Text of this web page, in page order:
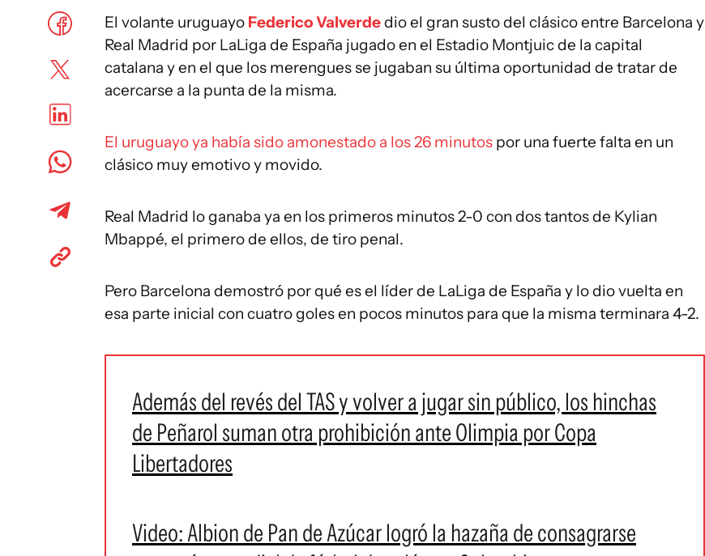
El volante uruguayo Federico Valverdedio el gran susto del clásico entre Barcelona y
Real Madrid por LaLiga de España jugado en el Estadio Montjuic de la capital
catalana y en el que los merengues se jugaban su última oportunidad de tratar de
acercarse a la punta de la misma.
El uruguayo ya había sido amonestado a los 26 minutos por una fuerte falta en un
clásico muy emotivo y movido.
Real Madrid lo ganaba ya en los primeros minutos 2-0 con dos tantos de Kylian
Mbappé, el primero de ellos, de tiro penal.
Pero Barcelona demostró por qué es el líder de LaLiga de España y lo dio vuelta en
esa parte inicial con cuatro goles en pocos minutos para que la misma terminara 4-2.
Además del revés del TAS y volver a jugar sin público, los hinchas
de Peñarol suman otra prohibición ante Olimpia por Copa
Libertadores
Video: Albion de Pan de Azúcar logró la hazaña de consagrarse